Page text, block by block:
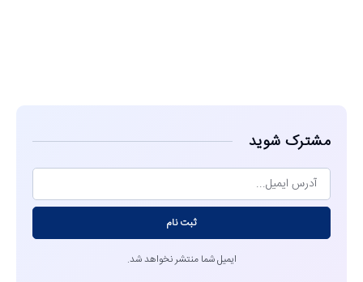
مشترک شوید
ثبت نام
ایمیل شما منتشر نخواهد شد.